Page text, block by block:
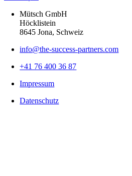
Mütsch GmbH
Höcklistein
8645 Jona, Schweiz
info@the-success-partners.com
+41 76 400 36 87
Impressum
Datenschutz